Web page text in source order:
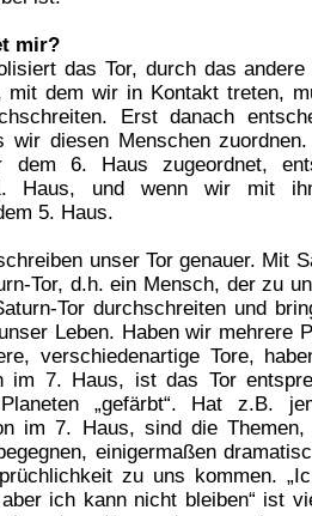
mir?
das Tor, durch das andere
mit dem wir in Kontakt treten,
Erst danach
wir diesen Menschen
dem 6. Haus zugeordnet,
Haus, und wenn wir mit
5. Haus.
unser Tor genauer. Mit
Tor, d.h. ein Mensch, der zu
Tor durchschreiten und
Leben. Haben wir mehrere
verschiedenartige Tore,
im 7. Haus, ist das Tor
„gefärbt“. Hat z.B.
im 7. Haus, sind die
einigermaßen
zu uns kommen.
ich kann nicht bleiben“ ist